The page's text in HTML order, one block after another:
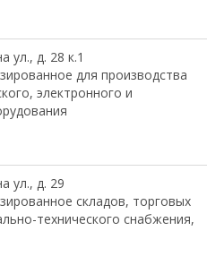
ул., д. 28 к.1
для производства
электронного и
ул., д. 29
складов, торговых
технического снабжения,